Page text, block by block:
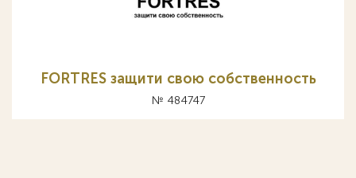
FORTRES защити свою собственность
№ 484747